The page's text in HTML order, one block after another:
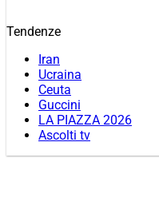
Tendenze
Iran
Ucraina
Ceuta
Guccini
LA PIAZZA 2026
Ascolti tv